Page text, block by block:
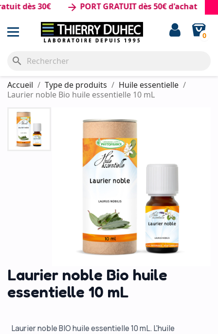
dès 30€ PORT GRATUIT dès 50€ d'achat
0
search
Accueil Type de produits
Huile essentielle
Laurier noble Bio huile essentielle 10 mL
Laurier noble Bio huile
essentielle 10 mL
Laurier noble BIO huile essentielle 10 mL. L'huile